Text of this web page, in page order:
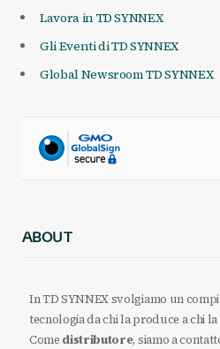
Lavora in TD SYNNEX
Gli Eventi di TD SYNNEX
Global Newsroom TD SYNNEX
ABOUT
In TD SYNNEX svolgiamo un
tecnologia da chi la produce a chi
Come distributore, siamo a